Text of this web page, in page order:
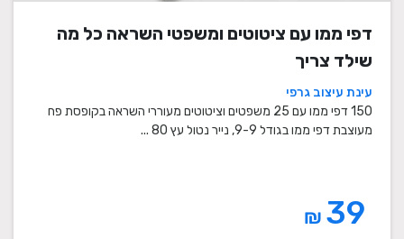
דפי ממו עם ציטוטים ומשפטי השראה כל מה
שילד צריך
עינת עיצוב גרפי
150 דפי ממו עם 25 משפטים וציטוטים מעוררי השראה בקופסת פח
מעוצבת דפי ממו בגודל 9-9, נייר נטול עץ 80 ...
₪